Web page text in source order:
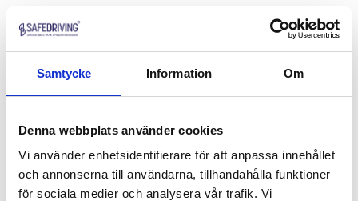
Samtycke Information Om
Denna webbplats använder cookies
Vi använder enhetsidentifierare för att anpassa innehållet
och annonserna till användarna, tillhandahålla funktioner
för sociala medier och analysera vår trafik. Vi